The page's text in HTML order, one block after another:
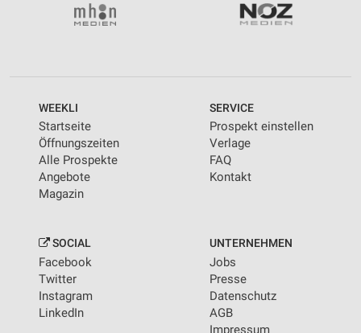
WEEKLI
Startseite
Öffnungszeiten
Alle Prospekte
Angebote
Magazin
SERVICE
Prospekt einstellen
Verlage
FAQ
Kontakt
SOCIAL
Facebook
Twitter
Instagram
LinkedIn
UNTERNEHMEN
Jobs
Presse
Datenschutz
AGB
Impressum